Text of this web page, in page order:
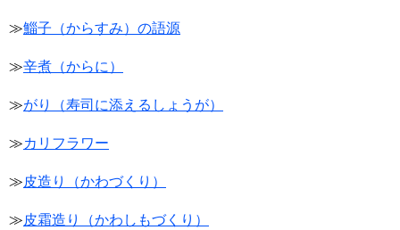
≫鯔子（からすみ）の語源
≫辛煮（からに）
≫がり（寿司に添えるしょうが）
≫カリフラワー
≫皮造り（かわづくり）
≫皮霜造り（かわしもづくり）